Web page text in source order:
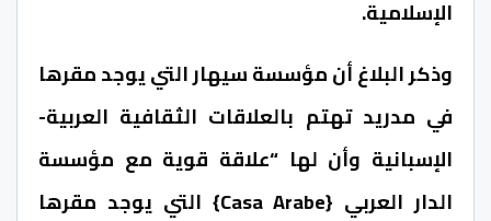
الإسلامية.
وذكر البلاغ أن مؤسسة سيهار التي يوجد مقرها
في مدريد تهتم بالعلاقات الثقافية العربية-
الإسبانية وأن لها “علاقة قوية مع مؤسسة
الدار العربي {Casa Arabe} التي يوجد مقرها